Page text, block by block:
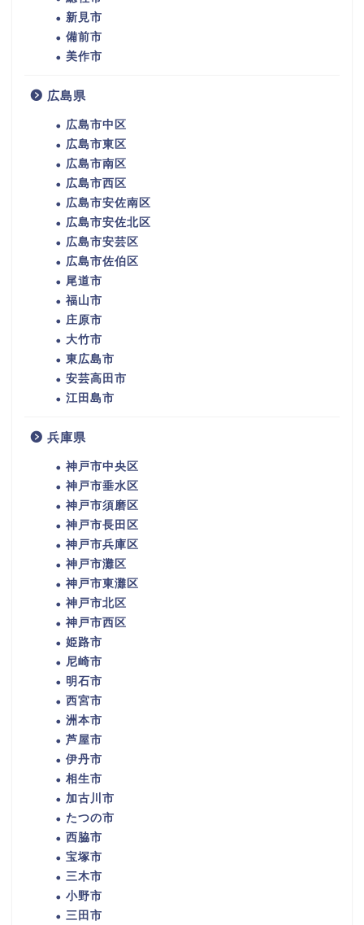
新見市
備前市
美作市
広島県
広島市中区
広島市東区
広島市南区
広島市西区
広島市安佐南区
広島市安佐北区
広島市安芸区
広島市佐伯区
尾道市
福山市
庄原市
大竹市
東広島市
安芸高田市
江田島市
兵庫県
神戸市中央区
神戸市垂水区
神戸市須磨区
神戸市長田区
神戸市兵庫区
神戸市灘区
神戸市東灘区
神戸市北区
神戸市西区
姫路市
尼崎市
明石市
西宮市
洲本市
芦屋市
伊丹市
相生市
加古川市
たつの市
西脇市
宝塚市
三木市
小野市
三田市